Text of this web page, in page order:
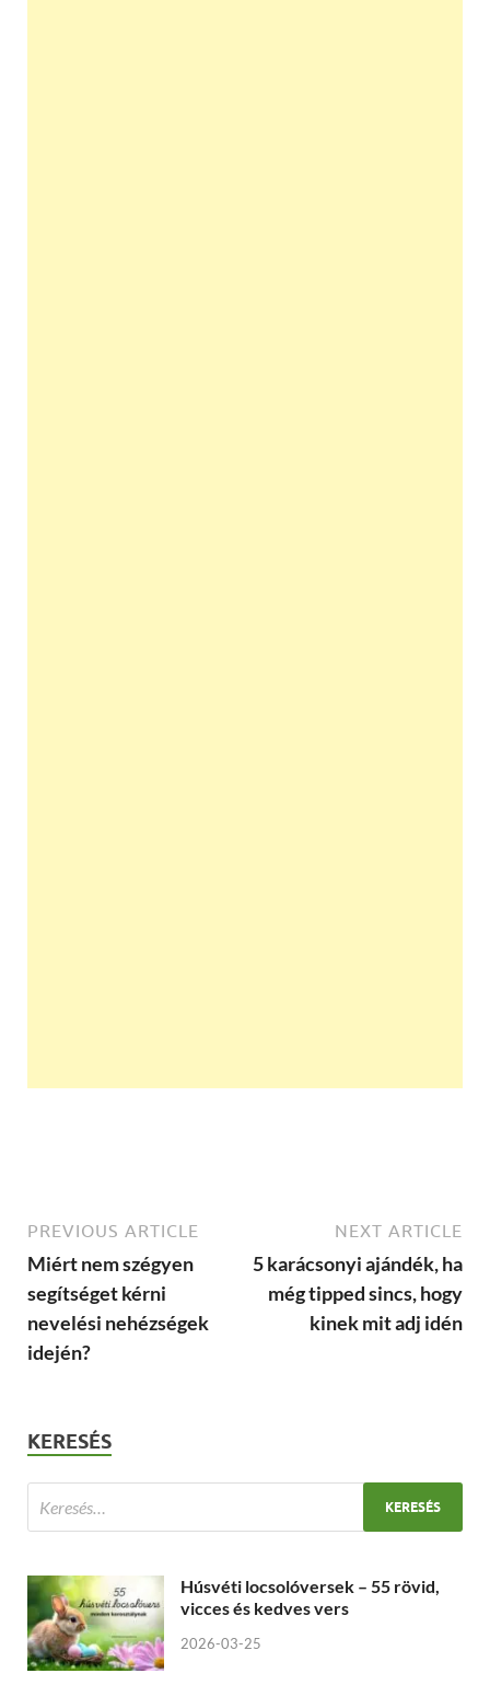
PREVIOUS ARTICLE
Miért nem szégyen
segítséget kérni
nevelési nehézségek
idején?
NEXT ARTICLE
5 karácsonyi ajándék, ha
még tipped sincs, hogy
kinek mit adj idén
KERESÉS
Húsvéti locsolóversek – 55 rövid,
vicces és kedves vers
2026-03-25